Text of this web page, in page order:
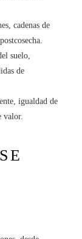
cadenas de
suelo,
de
igualdad de
valor.